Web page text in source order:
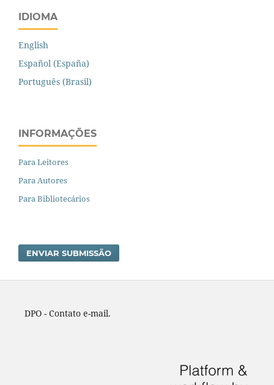
IDIOMA
English
Español (España)
Português (Brasil)
INFORMAÇÕES
Para Leitores
Para Autores
Para Bibliotecários
ENVIAR SUBMISSÃO
DPO - Contato e-mail.